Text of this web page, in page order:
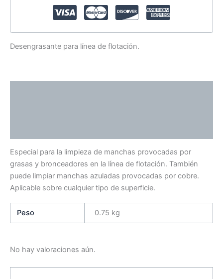
Desengrasante para línea de flotación.
Especial para la limpieza de manchas provocadas por
grasas y bronceadores en la línea de flotación. También
puede limpiar manchas azuladas provocadas por cobre.
Aplicable sobre cualquier tipo de superficie.
Peso 0.75 kg
No hay valoraciones aún.